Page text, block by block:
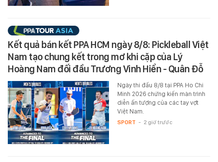
Kết quả bán kết PPA HCM ngày 8/8: Pickleball Việt
Nam tạo chung kết trong mơ khi cặp của Lý
Hoàng Nam đối đầu Trương Vinh Hiển - Quân Đỗ
Ngày thi đấu 8/8 tại PPA Ho Chi
Minh 2026 chứng kiến màn trình
diễn ấn tượng của các tay vợt
Việt Nam.
SPORT - 2 giờ trước